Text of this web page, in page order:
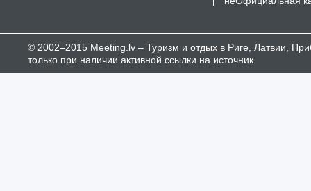
© 2002–2015 Meeting.lv – Туризм и отдых в Риге, Латвии,
только при наличии активной ссылки на источник.